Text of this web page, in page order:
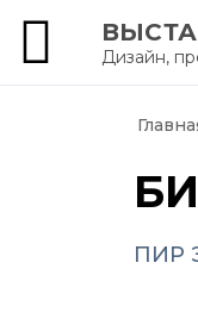
АртКартель
Дизайн,
ПИР